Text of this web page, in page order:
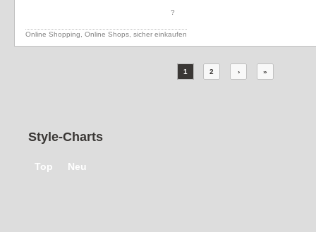
?
Online Shopping, Online Shops, sicher einkaufen
1 2 › »
Style-Charts
Top Neu